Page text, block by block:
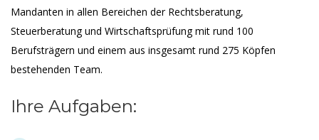
Mandanten in allen Bereichen der Rechtsberatung,
Steuerberatung und Wirtschaftsprüfung mit rund 100
Berufsträgern und einem aus insgesamt rund 275 Köpfen
bestehenden Team.
Ihre Aufgaben: